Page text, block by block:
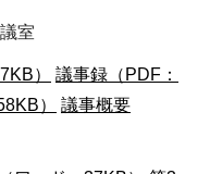
室
）
議事録（PDF：
）
議事概要